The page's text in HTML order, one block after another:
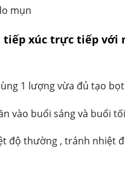
mụn
tiếp xúc trực tiếp
1 lượng vừa đủ tạo
vào buổi sáng và buổi
độ thường , tránh nhiệt